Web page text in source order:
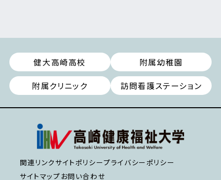
健大高崎高校
附属幼稚園
附属クリニック
訪問看護ステーション
関連リンク サイトポリシープライバシーポリシー
サイトマップ お問い合わせ